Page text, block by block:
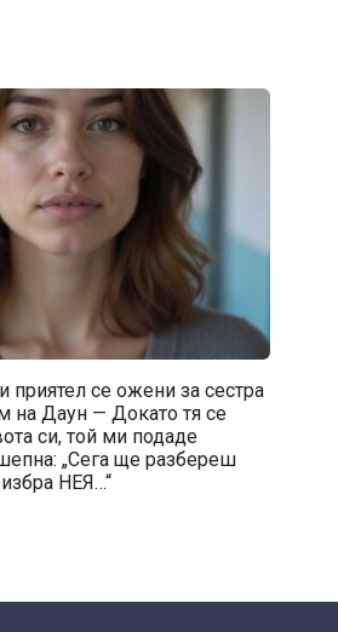
приятел се ожени за сестра
на Даун — Докато тя се
си, той ми подаде
„Сега ще разбереш
НЕЯ…“